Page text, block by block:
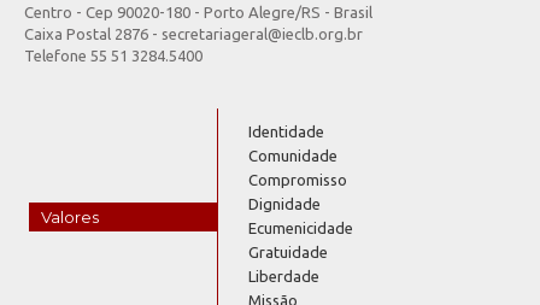
Centro - Cep 90020-180 - Porto Alegre/RS - Brasil
Caixa Postal 2876 - secretariageral@ieclb.org.br
Telefone 55 51 3284.5400
Valores
Identidade
Comunidade
Compromisso
Dignidade
Ecumenicidade
Gratuidade
Liberdade
Missão